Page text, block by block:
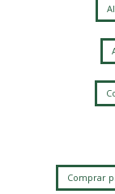
Comprar